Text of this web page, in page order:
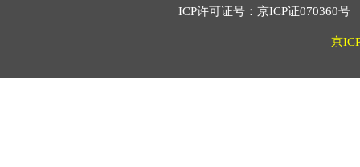
ICP许可证号：京ICP证070360
京